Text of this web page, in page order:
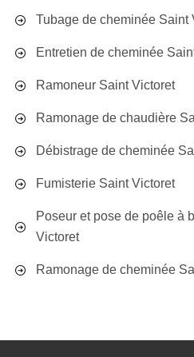
Tubage de cheminée Saint
Entretien de cheminée
Ramoneur Saint Victoret
Ramonage de chaudière
Débistrage de cheminée
Fumisterie Saint Victoret
Poseur et pose de poêle à
Victoret
Ramonage de cheminée